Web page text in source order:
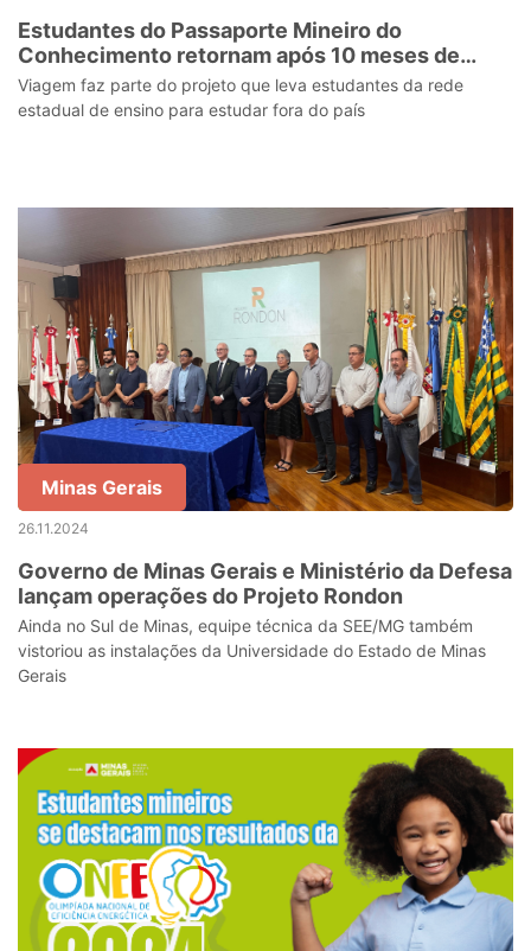
Estudantes do Passaporte Mineiro do
Conhecimento retornam após 10 meses de
intercâmbio na Itália
Viagem faz parte do projeto que leva estudantes da rede
estadual de ensino para estudar fora do país
Minas Gerais
26.11.2024
Governo de Minas Gerais e Ministério da Defesa
lançam operações do Projeto Rondon
Ainda no Sul de Minas, equipe técnica da SEE/MG também
vistoriou as instalações da Universidade do Estado de Minas
Gerais